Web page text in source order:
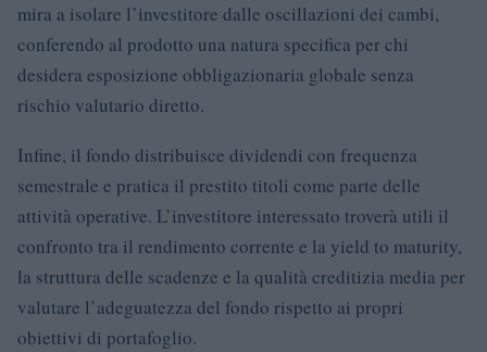
mira a isolare l’investitore dalle oscillazioni dei cambi,
conferendo al prodotto una natura specifica per chi
desidera esposizione obbligazionaria globale senza
rischio valutario diretto.
Infine, il fondo distribuisce dividendi con frequenza
semestrale e pratica il prestito titoli come parte delle
attività operative. L’investitore interessato troverà utili il
confronto tra il rendimento corrente e la yield to maturity,
la struttura delle scadenze e la qualità creditizia media per
valutare l’adeguatezza del fondo rispetto ai propri
obiettivi di portafoglio.